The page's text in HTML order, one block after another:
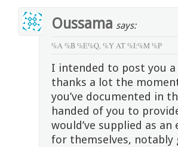
Oussama says:
%A %B %E%Q, %Y AT %I:%M %P
I intended to post you
thanks a lot the
you’ve documented in
handed of you to
would’ve supplied as
for themselves,